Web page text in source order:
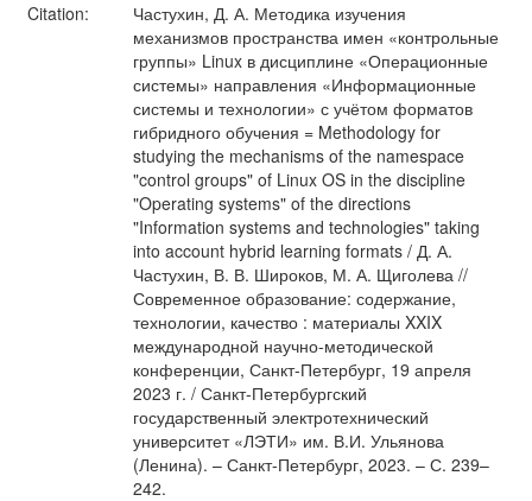
Citation:
Частухин, Д. А. Методика изучения
механизмов пространства имен «контрольные
группы» Linux в дисциплине «Операционные
системы» направления «Информационные
системы и технологии» с учётом форматов
гибридного обучения = Methodology for
studying the mechanisms of the namespace
"control groups" of Linux OS in the discipline
"Operating systems" of the directions
"Information systems and technologies" taking
into account hybrid learning formats / Д. А.
Частухин, В. В. Широков, М. А. Щиголева //
Современное образование: содержание,
технологии, качество : материалы XXIX
международной научно-методической
конференции, Санкт-Петербург, 19 апреля
2023 г. / Санкт-Петербургский
государственный электротехнический
университет «ЛЭТИ» им. В.И. Ульянова
(Ленина). – Санкт-Петербург, 2023. – С. 239–
242.